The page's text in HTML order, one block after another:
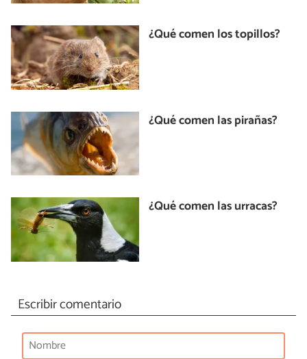
¿Qué comen los topillos?
¿Qué comen las pirañas?
¿Qué comen las urracas?
Escribir comentario